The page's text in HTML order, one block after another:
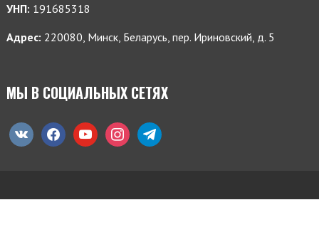
УНП: 191685318
Адрес: 220080, Минск, Беларусь, пер. Ириновский, д. 5
МЫ В СОЦИАЛЬНЫХ СЕТЯХ
vkontaktefacebookyoutube instagramtelegram